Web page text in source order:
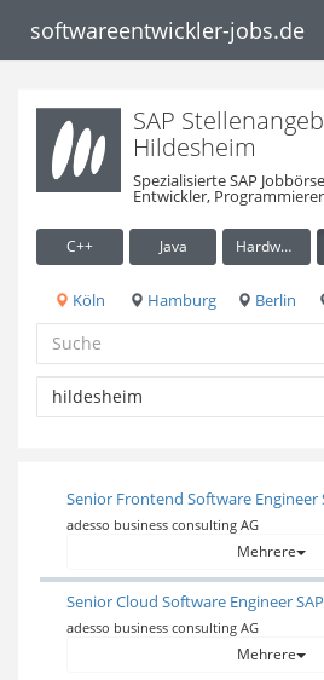
softwareentwickler-jobs.de
SAP
Hildesheim
Spezialisierte SAP
Entwickler,
C++ Java Hardware / Embedded
Köln Hamburg Berlin
Senior Frontend Software Engineer
adesso business consulting AG
Mehrere
Senior Cloud Software Engineer
adesso business consulting AG
Mehrere